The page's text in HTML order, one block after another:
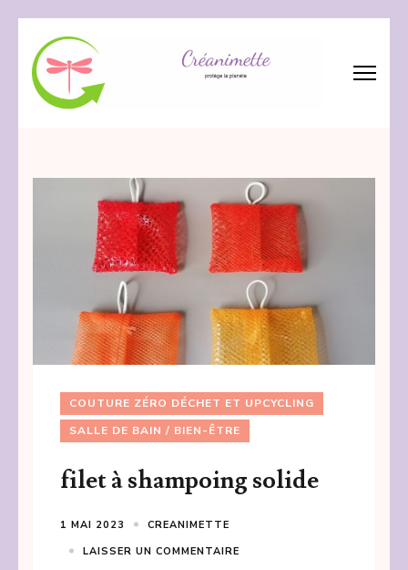
au
contenu
(Pressez
COUTURE ZÉRO DÉCHET ET UPCYCLING
SALLE DE BAIN / BIEN-ÊTRE
filet à shampoing solide
1 MAI 2023
CREANIMETTE
LAISSER UN COMMENTAIRE